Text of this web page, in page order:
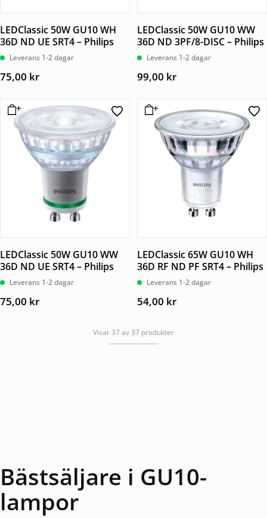
LEDClassic 50W GU10 WH
36D ND UE SRT4 – Philips
Leverans 1-2 dagar
75,00 kr
LEDClassic 50W GU10 WW
36D ND 3PF/8-DISC – Philips
Leverans 1-2 dagar
99,00 kr
LEDClassic 50W GU10 WW
36D ND UE SRT4 – Philips
Leverans 1-2 dagar
75,00 kr
LEDClassic 65W GU10 WH
36D RF ND PF SRT4 – Philips
Leverans 1-2 dagar
54,00 kr
Visar 37 av 37 produkter
Bästsäljare i GU10-
lampor